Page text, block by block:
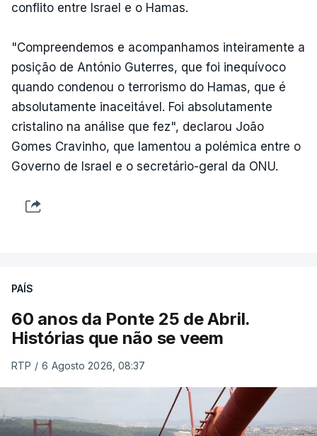
conflito entre Israel e o Hamas.
"Compreendemos e acompanhamos inteiramente a
posição de António Guterres, que foi inequívoco
quando condenou o terrorismo do Hamas, que é
absolutamente inaceitável. Foi absolutamente
cristalino na análise que fez", declarou João
Gomes Cravinho, que lamentou a polémica entre o
Governo de Israel e o secretário-geral da ONU.
PAÍS
60 anos da Ponte 25 de Abril.
Histórias que não se veem
RTP / 6 Agosto 2026, 08:37